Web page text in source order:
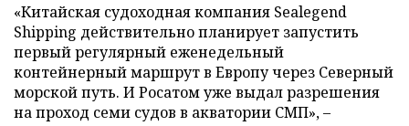
«Китайская судоходная компания Sealegend
Shipping действительно планирует запустить
первый регулярный еженедельный
контейнерный маршрут в Европу через Северный
морской путь. И Росатом уже выдал разрешения
на проход семи судов в акватории СМП», –